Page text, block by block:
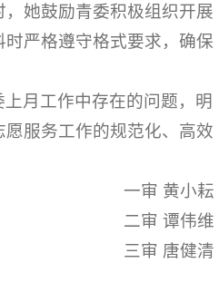
她鼓励青委积极组织开展
严格遵守格式要求，确保
月工作中存在的问题，明
服务工作的规范化、高效
一审 黄小耘
二审 谭伟维
三审 唐健清